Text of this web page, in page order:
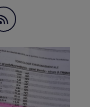
Flux